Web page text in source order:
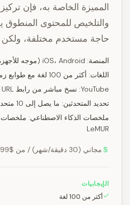
والتلخيص للمحتوى المنطوق
حاجة مستخدم مختلفة، ولكن
المنصة: iOS، Android (موجه للأجهزة المحمولة)
اللغات: أكثر من 100 لغة مع طوابع زمنية على مستوى الكلمة
YouTube: نسخ مباشر من رابط URL
تحديد المتحدثين: ما يصل إلى 10 متحدثين
ملخصات الذكاء الاصطناعي:
LeMUR
مجاني (30 دقيقة/شهر) / من $44.99 سنويًا
الإيجابيات
أكثر من 100 لغة